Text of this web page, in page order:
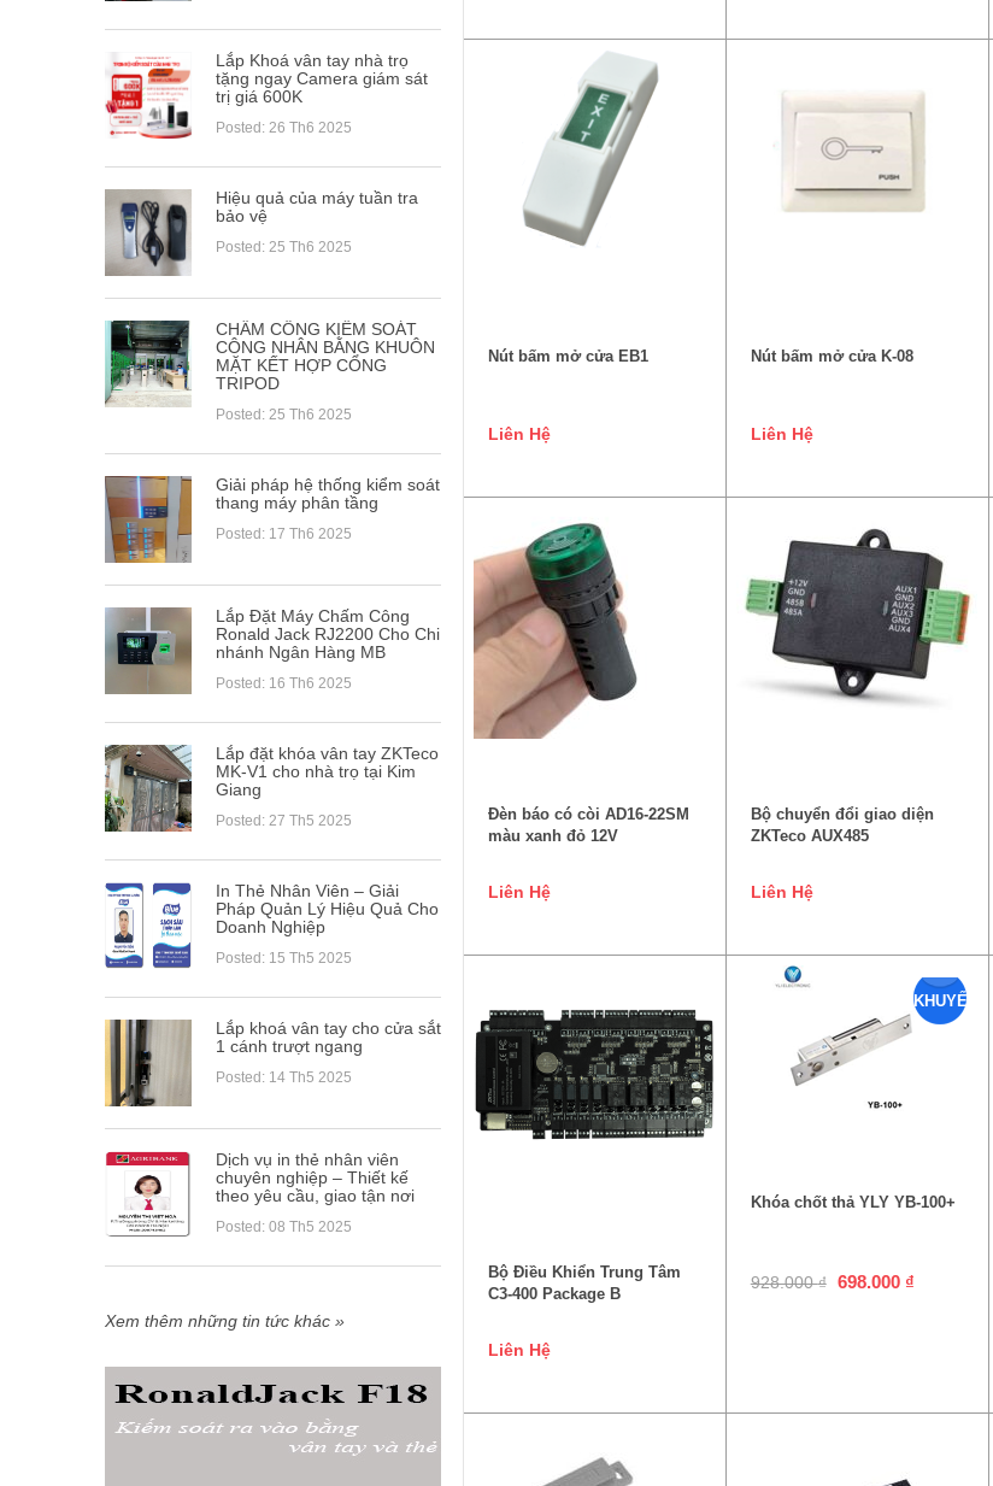
Nút bấm mở cửa EB1
Liên Hệ
Nút bấm mở cửa K-08
Liên Hệ
Đèn báo có còi AD16-22SM
màu xanh đỏ 12V
Liên Hệ
Bộ chuyển đổi giao diện
ZKTeco AUX485
Liên Hệ
Bộ Điều Khiển Trung Tâm
C3-400 Package B
Liên Hệ
KHUYẾN
Khóa chốt thả YLY YB-100+
928.000₫ 698.000 ₫
Lắp Khoá vân tay nhà trọ
tặng ngay Camera giám sát
trị giá 600K
Posted: 26 Th6 2025
Hiệu quả của máy tuần tra
bảo vệ
Posted: 25 Th6 2025
CHẤM CÔNG KIỂM SOÁT
CÔNG NHÂN BẰNG KHUÔN
MẶT KẾT HỢP CỔNG
TRIPOD
Posted: 25 Th6 2025
Giải pháp hệ thống kiểm soát
thang máy phân tầng
Posted: 17 Th6 2025
Lắp Đặt Máy Chấm Công
Ronald Jack RJ2200 Cho Chi
nhánh Ngân Hàng MB
Posted: 16 Th6 2025
Lắp đặt khóa vân tay ZKTeco
MK-V1 cho nhà trọ tại Kim
Giang
Posted: 27 Th5 2025
In Thẻ Nhân Viên – Giải
Pháp Quản Lý Hiệu Quả Cho
Doanh Nghiệp
Posted: 15 Th5 2025
Lắp khoá vân tay cho cửa sắt
1 cánh trượt ngang
Posted: 14 Th5 2025
Dịch vụ in thẻ nhân viên
chuyên nghiệp – Thiết kế
theo yêu cầu, giao tận nơi
Posted: 08 Th5 2025
Xem thêm những tin tức khác »